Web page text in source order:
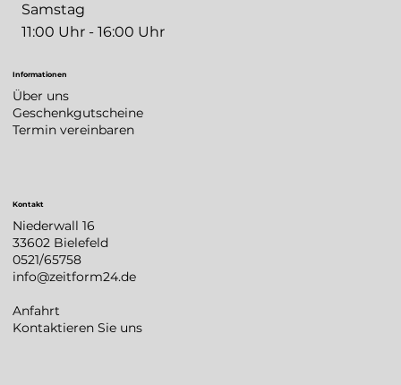
Samstag
11:00 Uhr - 16:00 Uhr
Informationen
Über uns
Geschenkgutscheine
Termin vereinbaren
Kontakt
Niederwall 16
33602 Bielefeld
0521/65758
info@zeitform24.de
Anfahrt
Kontaktieren Sie uns